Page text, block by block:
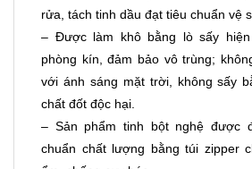
rửa, tách tinh dầu đạt tiêu chuẩn vệ
– Được làm khô bằng lò sấy
phòng kín, đảm bảo vô trùng;
với ánh sáng mặt trời, không sấy
chất đốt độc hại.
– Sản phẩm tinh bột nghệ được
chuẩn chất lượng bằng túi zipper